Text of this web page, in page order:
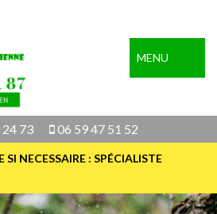
MENU
73 06 59 47 51 52
NECESSAIRE : SPÉCIALISTE